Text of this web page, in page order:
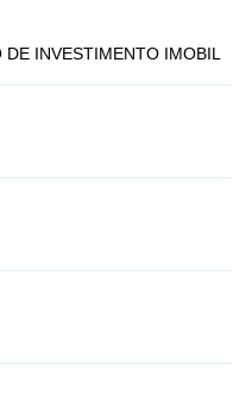
INVESTIMENTO IMOBIL